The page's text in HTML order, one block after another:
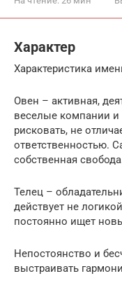
Характер
Характеристика
Овен – активная,
веселые компании и
рисковать, не
ответственностью.
собственная
Телец –
действует не
постоянно ищет
Непостоянство и
выстраивать